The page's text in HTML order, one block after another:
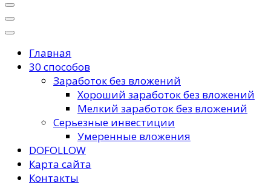
то?
Главная
30 способов
Заработок без вложений
Хороший заработок без вложений
Мелкий заработок без вложений
Серьезные инвестиции
Умеренные вложения
DOFOLLOW
Карта сайта
Контакты